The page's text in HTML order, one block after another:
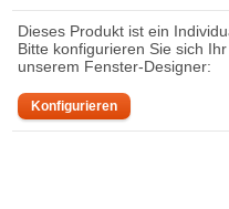
Dieses Produkt ist ein
Bitte konfigurieren Sie sich
unserem Fenster-Designer: